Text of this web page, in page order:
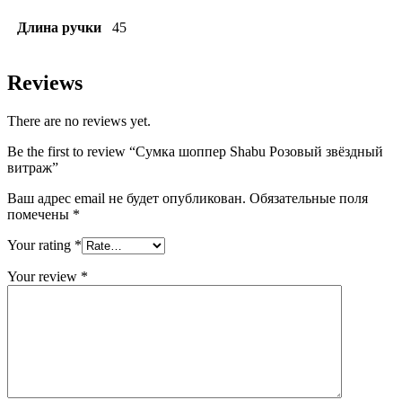
Длина ручки 45
Reviews
There are no reviews yet.
Be the first to review “Сумка шоппер Shabu Розовый звёздный
витраж”
Ваш адрес email не будет опубликован. Обязательные поля
помечены *
Your rating *
Your review *